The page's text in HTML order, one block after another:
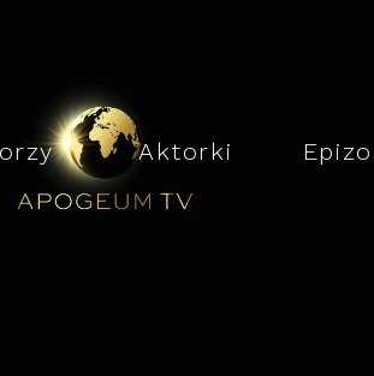
ㅤㅤㅤㅤㅤㅤㅤㅤ Aktorki